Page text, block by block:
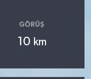
GÖRÜŞ
10 km